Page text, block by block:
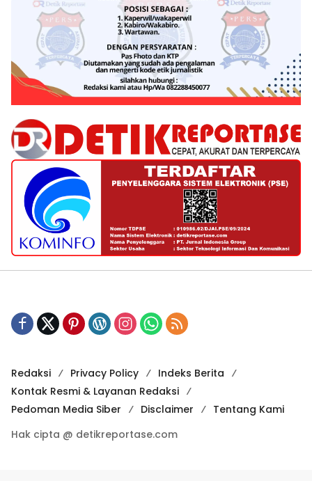
Redaksi Privacy Policy
Indeks Berita
Kontak Resmi & Layanan Redaksi
Pedoman Media Siber
Disclaimer
Tentang Kami
Hak cipta @ detikreportase.com